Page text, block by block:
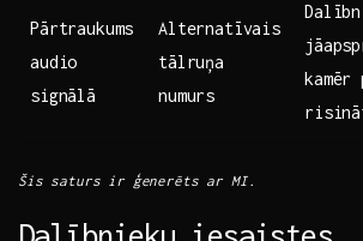
Pārtraukums
audio
signālā
Alternatīvais
tālruņa‍
numurs
Šis saturs ir ģenerēts ar MI.